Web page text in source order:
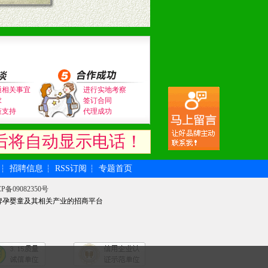
关事宜
支持
进行实地考察
签订合同
代理成功
自动显示电话！
┆ 招聘信息 ┆ RSS订阅 ┆ 专题首页
备09082350号
孕婴童及其相关产业的招商平台